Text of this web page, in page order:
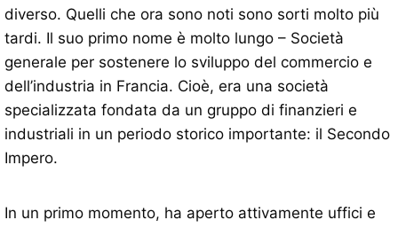
diverso. Quelli che ora sono noti sono sorti molto più
tardi. Il suo primo nome è molto lungo – Società
generale per sostenere lo sviluppo del commercio e
dell’industria in Francia. Cioè, era una società
specializzata fondata da un gruppo di finanzieri e
industriali in un periodo storico importante: il Secondo
Impero.
In un primo momento, ha aperto attivamente uffici e